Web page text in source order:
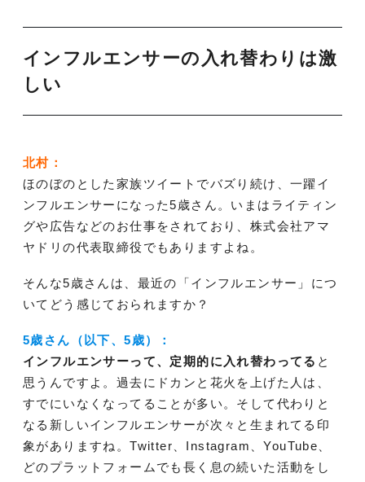
インフルエンサーの入れ替わりは激
しい
北村：
ほのぼのとした家族ツイートでバズり続け、一躍イ
ンフルエンサーになった5歳さん。いまはライティン
グや広告などのお仕事をされており、株式会社アマ
ヤドリの代表取締役でもありますよね。
そんな5歳さんは、最近の「インフルエンサー」につ
いてどう感じておられますか？
5歳さん（以下、5歳）：
インフルエンサーって、定期的に入れ替わってる と
思うんですよ。過去にドカンと花火を上げた人は、
すでにいなくなってることが多い。そして代わりと
なる新しいインフルエンサーが次々と生まれてる印
象がありますね。Twitter、Instagram、YouTube、
どのプラットフォームでも長く息の続いた活動をし